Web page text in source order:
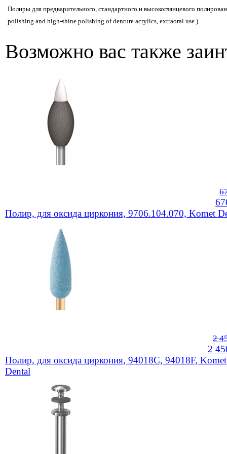
Полиры для предварительного, стандартного и высокоглянцевого
polishing and high-shine polishing of denture acrylics, extraoral use )
Возможно вас также
Полир, для оксида циркония, 9706.104.070, Komet
2
2
Полир, для оксида циркония, 94018C, 94018F, Komet
Dental